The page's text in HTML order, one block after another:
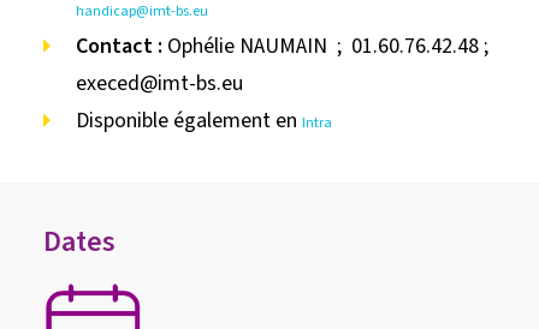
handicap@imt-bs.eu
Contact : Ophélie NAUMAIN ; 01.60.76.42.48 ;
execed@imt-bs.eu
Disponible également en Intra
Dates